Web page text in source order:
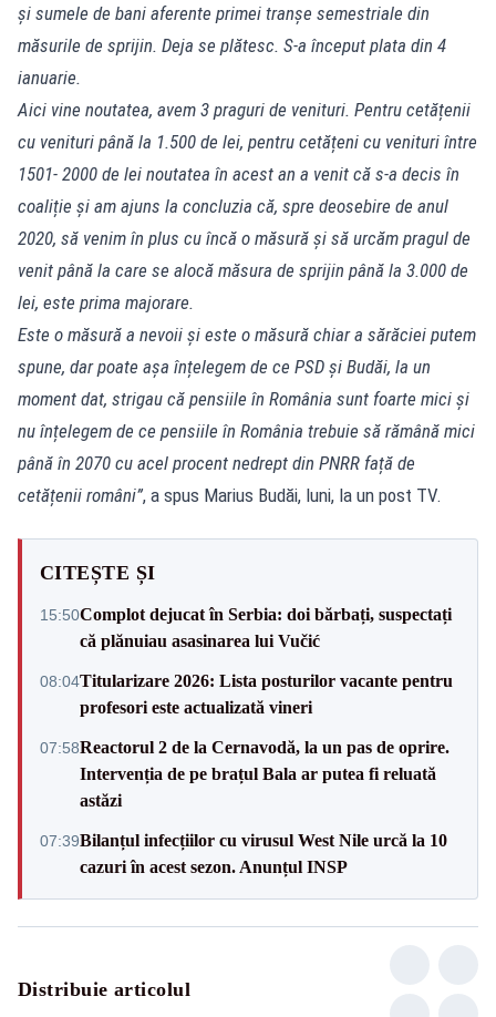
și sumele de bani aferente primei tranșe semestriale din
măsurile de sprijin. Deja se plătesc. S-a început plata din 4
ianuarie.
Aici vine noutatea, avem 3 praguri de venituri. Pentru cetățenii
cu venituri până la 1.500 de lei, pentru cetățeni cu venituri între
1501- 2000 de lei noutatea în acest an a venit că s-a decis în
coaliție și am ajuns la concluzia că, spre deosebire de anul
2020, să venim în plus cu încă o măsură și să urcăm pragul de
venit până la care se alocă măsura de sprijin până la 3.000 de
lei, este prima majorare.
Este o măsură a nevoii și este o măsură chiar a sărăciei putem
spune, dar poate așa înțelegem de ce PSD și Budăi, la un
moment dat, strigau că pensiile în România sunt foarte mici și
nu înțelegem de ce pensiile în România trebuie să rămână mici
până în 2070 cu acel procent nedrept din PNRR față de
cetățenii români”, a spus Marius Budăi, luni, la un post TV.
CITEȘTE ȘI
15:50Complot dejucat în Serbia: doi bărbați, suspectați
că plănuiau asasinarea lui Vučić
08:04Titularizare 2026: Lista posturilor vacante pentru
profesori este actualizată vineri
07:58Reactorul 2 de la Cernavodă, la un pas de oprire.
Intervenția de pe brațul Bala ar putea fi reluată
astăzi
07:39Bilanțul infecțiilor cu virusul West Nile urcă la 10
cazuri în acest sezon. Anunțul INSP
Distribuie articolul